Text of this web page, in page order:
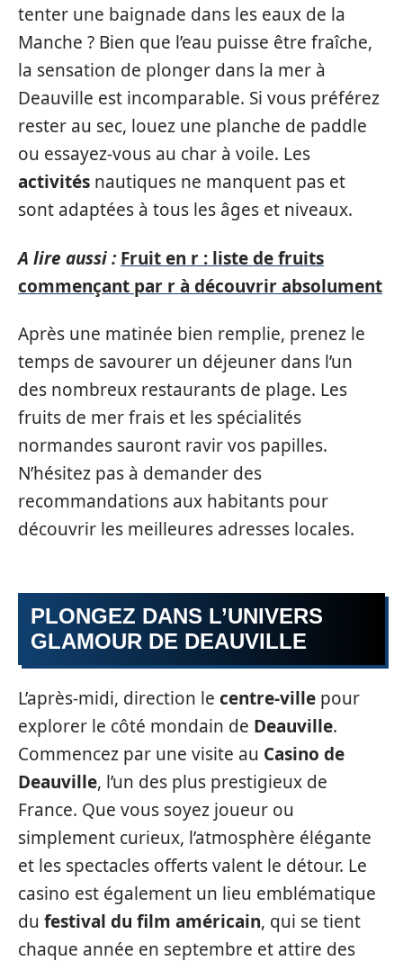
tenter une baignade dans les eaux de la
Manche ? Bien que l’eau puisse être fraîche,
la sensation de plonger dans la mer à
Deauville est incomparable. Si vous préférez
rester au sec, louez une planche de paddle
ou essayez-vous au char à voile. Les
activités nautiques ne manquent pas et
sont adaptées à tous les âges et niveaux.
A lire aussi : Fruit en r : liste de fruits
commençant par r à découvrir absolument
Après une matinée bien remplie, prenez le
temps de savourer un déjeuner dans l’un
des nombreux restaurants de plage. Les
fruits de mer frais et les spécialités
normandes sauront ravir vos papilles.
N’hésitez pas à demander des
recommandations aux habitants pour
découvrir les meilleures adresses locales.
PLONGEZ DANS L’UNIVERS
GLAMOUR DE DEAUVILLE
L’après-midi, direction le centre-ville pour
explorer le côté mondain de Deauville.
Commencez par une visite au Casino de
Deauville, l’un des plus prestigieux de
France. Que vous soyez joueur ou
simplement curieux, l’atmosphère élégante
et les spectacles offerts valent le détour. Le
casino est également un lieu emblématique
du festival du film américain, qui se tient
chaque année en septembre et attire des